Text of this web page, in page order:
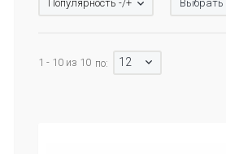
Популярность -/+ Выбрать
1 - 10 из 10 по: 12